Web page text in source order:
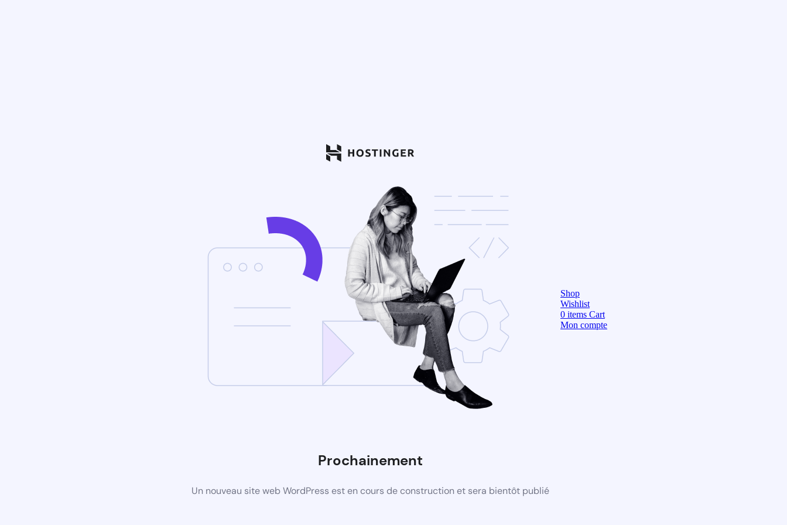
Prochainement
Un nouveau site web WordPress est en cours de construction et sera bientôt publié
Shop
Wishlist
0 items Cart
Mon compte